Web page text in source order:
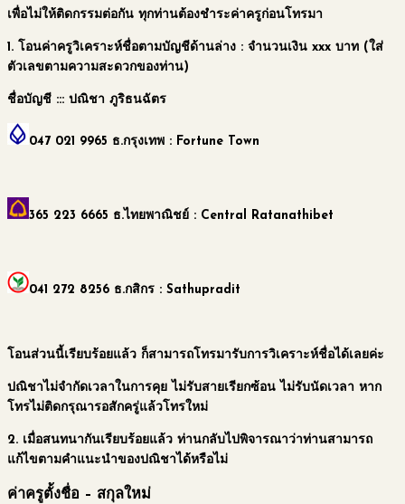
เพื่อไม่ให้ติดกรรมต่อกัน ทุกท่านต้องชำระค่าครูก่อนโทรมา
1. โอนค่าครูวิเคราะห์ชื่อตามบัญชีด้านล่าง : จำนวนเงิน xxx บาท (ใส่
ตัวเลขตามความสะดวกของท่าน)
ชื่อบัญชี ::: ปณิชา ภูริธนฉัตร
047 021 9965 ธ.กรุงเทพ : Fortune Town
365 223 6665 ธ.ไทยพาณิชย์ : Central Ratanathibet
041 272 8256 ธ.กสิกร : Sathupradit
โอนส่วนนี้เรียบร้อยแล้ว ก็สามารถโทรมารับการวิเคราะห์ชื่อได้เลยค่ะ
ปณิชาไม่จำกัดเวลาในการคุย ไม่รับสายเรียกซ้อน ไม่รับนัดเวลา หาก
โทรไม่ติดกรุณารอสักครู่แล้วโทรใหม่
2. เมื่อสนทนากันเรียบร้อยแล้ว ท่านกลับไปพิจารณาว่าท่านสามารถ
แก้ไขตามคำแนะนำของปณิชาได้หรือไม่
ค่าครูตั้งชื่อ – สกุลใหม่